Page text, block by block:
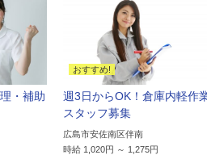
・補助
週3日からOK！倉庫内軽作
スタッフ募集
広島市安佐南区伴南
時給 1,020円 ～ 1,275円